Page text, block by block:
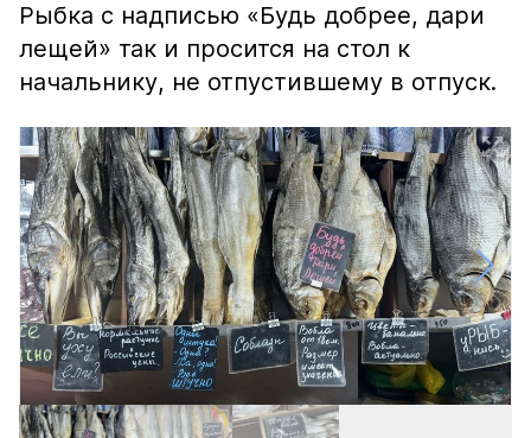
Рыбка с надписью «Будь добрее, дари
лещей» так и просится на стол к
начальнику, не отпустившему в отпуск.